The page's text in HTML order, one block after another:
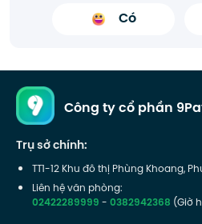
Có
Công ty cổ phần
Trụ sở chính:
TT1-12 Khu đô thị Phùng Khoang,
Liên hệ văn phòng:
02422289999-0382942368 (Giờ